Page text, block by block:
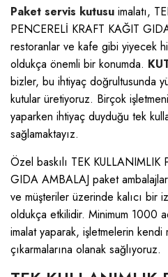
Paket servis kutusu imalatı,
PENCERELİ KRAFT KAĞIT
restoranlar ve kafe gibi yiyecek
oldukça önemli bir konumda.
bizler, bu ihtiyaç doğrultusunda
kutular üretiyoruz. Birçok
yaparken ihtiyaç duyduğu tek
sağlamaktayız.
Özel baskılı TEK KULLANIMLIK
GIDA AMBALAJ paket
ve müşteriler üzerinde kalıcı bir
oldukça etkilidir. Minimum 1000
imalat yaparak, işletmelerin kendi
çıkarmalarına olanak sağlıyoruz.